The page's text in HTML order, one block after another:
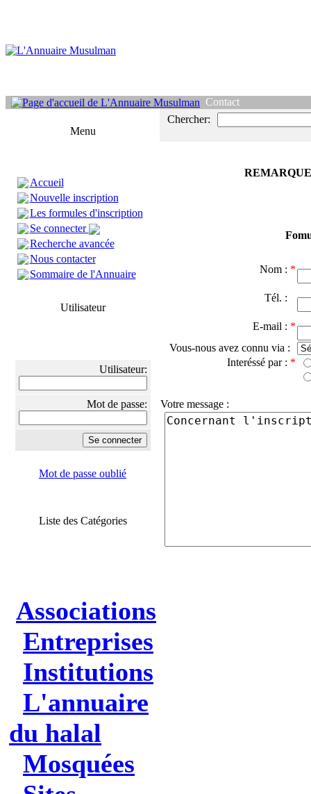
Contact
Menu
Accueil
Nouvelle inscription
Les formules d'inscription
Se connecter
Recherche avancée
Nous contacter
Sommaire de l'Annuaire
Utilisateur
Utilisateur:
Mot de passe:
Mot de passe oublié
Liste des Catégories
Associations
Entreprises
Institutions
L'annuaire
du halal
Mosquées
Chercher:
Nom : *
Tél. :
E-mail : *
Vous-nous avez connu via :
Interéssé par : *
Votre message :